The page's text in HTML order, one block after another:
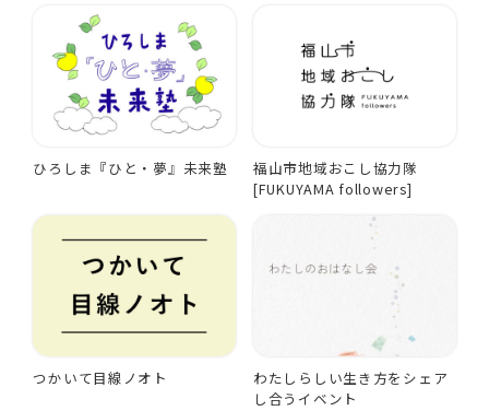
ひろしま『ひと・夢』未来塾
福山市地域おこし協力隊
[FUKUYAMA followers]
つかいて目線ノオト
わたしらしい生き方をシェア
し合うイベント